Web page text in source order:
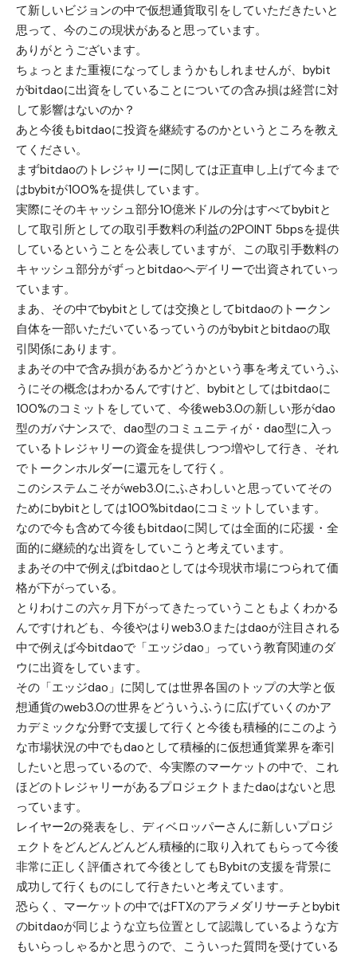
て新しいビジョンの中で仮想通貨取引をしていただきたいと
思って、今のこの現状があると思っています。
ありがとうございます。
ちょっとまた重複になってしまうかもしれませんが、bybit
がbitdaoに出資をしていることについての含み損は経営に対
して影響はないのか？
あと今後もbitdaoに投資を継続するのかというところを教え
てください。
まずbitdaoのトレジャリーに関しては正直申し上げて今まで
はbybitが100%を提供しています。
実際にそのキャッシュ部分10億米ドルの分はすべてbybitと
して取引所としての取引手数料の利益の2POINT 5bpsを提供
しているということを公表していますが、この取引手数料の
キャッシュ部分がずっとbitdaoへデイリーで出資されていっ
ています。
まあ、その中でbybitとしては交換としてbitdaoのトークン
自体を一部いただいているっていうのがbybitとbitdaoの取
引関係にあります。
まあその中で含み損があるかどうかという事を考えていうふ
うにその概念はわかるんですけど、bybitとしてはbitdaoに
100%のコミットをしていて、今後web3.0の新しい形がdao
型のガバナンスで、dao型のコミュニティが・dao型に入っ
ているトレジャリーの資金を提供しつつ増やして行き、それ
でトークンホルダーに還元をして行く。
このシステムこそがweb3.0にふさわしいと思っていてその
ためにbybitとしては100%bitdaoにコミットしています。
なので今も含めて今後もbitdaoに関しては全面的に応援・全
面的に継続的な出資をしていこうと考えています。
まあその中で例えばbitdaoとしては今現状市場につられて価
格が下がっている。
とりわけこの六ヶ月下がってきたっていうこともよくわかる
んですけれども、今後やはりweb3.0またはdaoが注目される
中で例えば今bitdaoで「エッジdao」っていう教育関連のダ
ウに出資をしています。
その「エッジdao」に関しては世界各国のトップの大学と仮
想通貨のweb3.0の世界をどういうふうに広げていくのかア
カデミックな分野で支援して行くと今後も積極的にこのよう
な市場状況の中でもdaoとして積極的に仮想通貨業界を牽引
したいと思っているので、今実際のマーケットの中で、これ
ほどのトレジャリーがあるプロジェクトまたdaoはないと思
っています。
レイヤー2の発表をし、ディベロッパーさんに新しいプロジ
ェクトをどんどんどんどん積極的に取り入れてもらって今後
非常に正しく評価されて今後としてもBybitの支援を背景に
成功して行くものにして行きたいと考えています。
恐らく、マーケットの中ではFTXのアラメダリサーチとbybit
のbitdaoが同じような立ち位置として認識しているような方
もいらっしゃるかと思うので、こういった質問を受けている